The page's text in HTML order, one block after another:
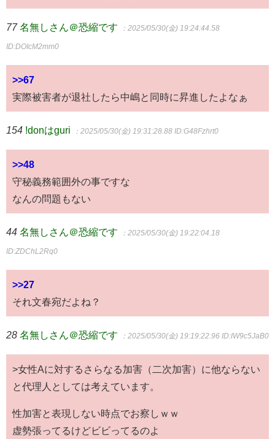
77 名無しさん＠恐縮です ：2025/05/30(金) 19:24:44.58
ID:DOIcM2mm0
>>67
実際被害者が退社したら中嶋と同時に昇進したよなぁ
154 !donはguri ：2025/05/30(金) 19:31:28.88 ID:G48Fzhrt0
>>48
守秘義務範囲外の事ですな
なんの問題もない
44 名無しさん＠恐縮です ：2025/05/30(金) 19:22:04.18
ID:ZDChL2Rq0
>>27
それ文春宛だよね？
28 名無しさん＠恐縮です ：2025/05/30(金) 19:19:22.96 ID:IW9c5JaB0
>女性Aに対するさらなる加害（二次加害）に他ならない
と代理人としては考えています。
性加害と表現しない時点でお察しｗｗ
虚勢張ってるけどビビってるのよ